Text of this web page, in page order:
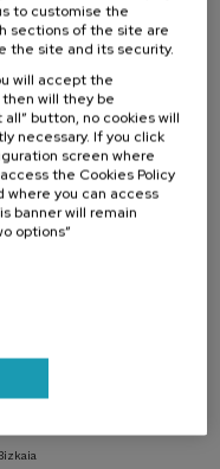
ámbito deportivo. Tras el
de Salud Mental de
finalizará con una
e Iñaki Subijana,
del País Vasco,
desde las instituciones y la
salud, educación y
amplia al
Comenzará
depresión e
e Iratxe Etxenike
a familias
Tras el descanso, el
concluirá con Miryam
to customise the
sections of the site are
the site and its security.
will accept the
will they be
button, no cookies will
necessary. If you click
screen where
the Cookies Policy
where you can access
banner will remain
options”